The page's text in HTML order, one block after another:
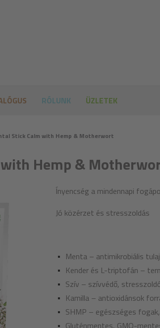
Stick Calm with Hemp & Motherwort​
Hemp &
Ínyencség a mindennapi
Jó közérzet és stresszoldás
Menta – antimikrobiális
Kender és L-triptofán –
Szív – szívvédő,
Kamilla – antioxidánsok
SHMP – egészséges
Gluténmentes, GMO-
RÓLUNK ÜZLETEK